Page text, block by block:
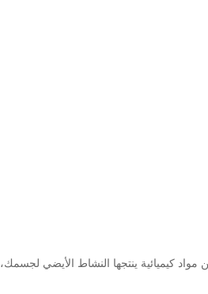
كيميائية ينتجها النشاط الأيضي لجسمك،